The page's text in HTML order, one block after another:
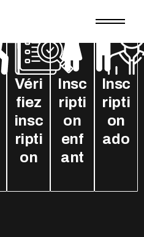
Véri
fiez
insc
ripti
on
Insc
ripti
on
enf
ant
Insc
ripti
on
ado